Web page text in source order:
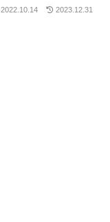
2022.10.14 2023.12.31